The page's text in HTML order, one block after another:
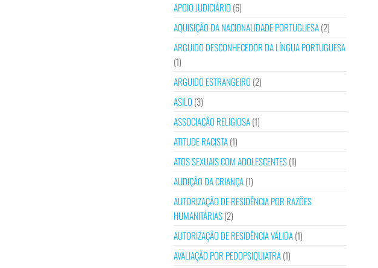
APOIO JUDICIÁRIO (6)
AQUISIÇÃO DA NACIONALIDADE PORTUGUESA(2)
ARGUIDO DESCONHECEDOR DA LÍNGUA PORTUGUESA
(1)
ARGUIDO ESTRANGEIRO (2)
ASILO (3)
ASSOCIAÇÃO RELIGIOSA(1)
ATITUDE RACISTA(1)
ATOS SEXUAIS COM ADOLESCENTES(1)
AUDIÇÃO DA CRIANÇA(1)
AUTORIZAÇÃO DE RESIDÊNCIA POR RAZÕES
HUMANITÁRIAS(2)
AUTORIZAÇÃO DE RESIDÊNCIA VÁLIDA(1)
AVALIAÇÃO POR PEDOPSIQUIATRA(1)